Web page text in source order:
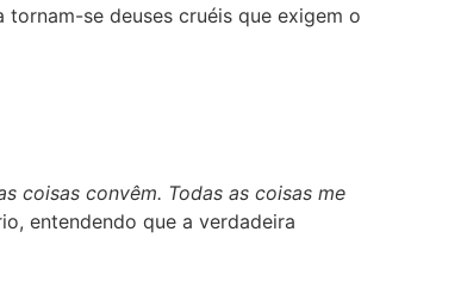
se deuses cruéis que exigem o
coisas convêm. Todas as coisas me
entendendo que a verdadeira